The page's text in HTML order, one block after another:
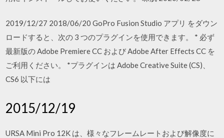
2019/12/27 2018/06/20 GoPro Fusion Studio アプリ をダウン
ロードすると、次の 3 つのプラグインを使用できます。 * 必ず
最新版の Adobe Premiere CC および Adobe After Effects CC を
ご利用ください。 *プラグインは Adobe Creative Suite (CS)、
CS6 以下には
2015/12/19
URSA Mini Pro 12K は、様々なフレームレートおよび解像度に